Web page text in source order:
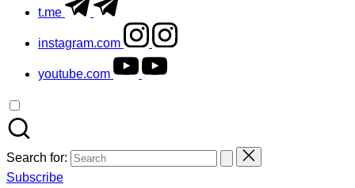
t.me
instagram.com
youtube.com
Search for:
Subscribe